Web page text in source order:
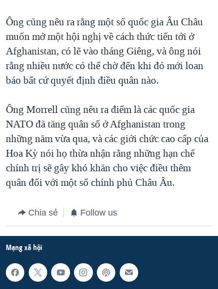
Ông cũng nêu ra rằng một số quốc gia Âu Châu
muốn mở một hội nghị về cách thức tiến tới ở
Afghanistan, có lẽ vào tháng Giêng, và ông nói
rằng nhiều nước có thể chờ đến khi đó mới loan
báo bất cứ quyết định điều quân nào.
Ông Morrell cũng nêu ra điểm là các quốc gia
NATO đã tăng quân số ở Afghanistan trong
những năm vừa qua, và các giới chức cao cấp của
Hoa Kỳ nói họ thừa nhận rằng những hạn chế
chính trị sẽ gây khó khăn cho việc điều thêm
quân đối với một số chính phủ Châu Âu.
Chia sẻ Follow us
Mạng xã hội